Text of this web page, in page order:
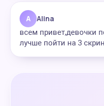
A Alina
всем привет,девочки
лучше пойти на 3